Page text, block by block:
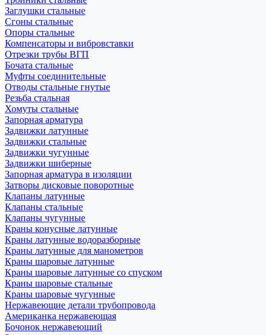
Заглушки стальные
Сгоны стальные
Опоры стальные
Компенсаторы и вибровставки
Отрезки трубы ВГП
Бочата стальные
Муфты соединительные
Отводы стальные гнутые
Резьба стальная
Хомуты стальные
Запорная арматура
Задвижки латунные
Задвижки стальные
Задвижки чугунные
Задвижки шиберные
Запорная арматура в изоляции
Затворы дисковые поворотные
Клапаны латунные
Клапаны стальные
Клапаны чугунные
Краны конусные латунные
Краны латунные водоразборные
Краны латунные для манометров
Краны шаровые латунные
Краны шаровые латунные со спуском
Краны шаровые стальные
Краны шаровые чугунные
Нержавеющие детали трубопровода
Американка нержавеющая
Бочонок нержавеющий